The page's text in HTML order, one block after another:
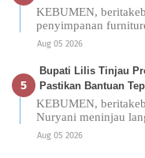
KEBUMEN,
penyimpanan
Aug 05 2026
Bupati Lilis Tinjau
Pastikan Bantuan
KEBUMEN,
Nuryani meninjau
Aug 05 2026